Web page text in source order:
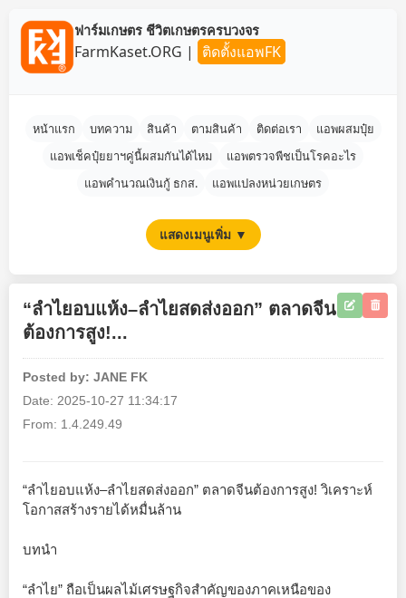
ฟาร์มเกษตร ชีวิตเกษตรครบวงจร
FarmKaset.ORG | ติดตั้งแอพFK
หน้าแรก บทความ สินค้า ตามสินค้า ติดต่อเรา
แอพผสมปุ๋ย
แอพเช็คปุ๋ยยาฯคู่นี้ผสมกันได้ไหม
แอพตรวจพืชเป็นโรคอะไร
แอพคำนวณเงินกู้ ธกส.
แอพแปลงหน่วยเกษตร
แสดงเมนูเพิ่ม ▼
“ลำไยอบแห้ง–ลำไยสดส่งออก” ตลาดจีน
ต้องการสูง!...
Posted by: JANE FK
Date: 2025-10-27 11:34:17
From: 1.4.249.49
“ลำไยอบแห้ง–ลำไยสดส่งออก” ตลาดจีนต้องการสูง! วิเคราะห์
โอกาสสร้างรายได้หมื่นล้าน
บทนำ
“ลำไย” ถือเป็นผลไม้เศรษฐกิจสำคัญของภาคเหนือของ